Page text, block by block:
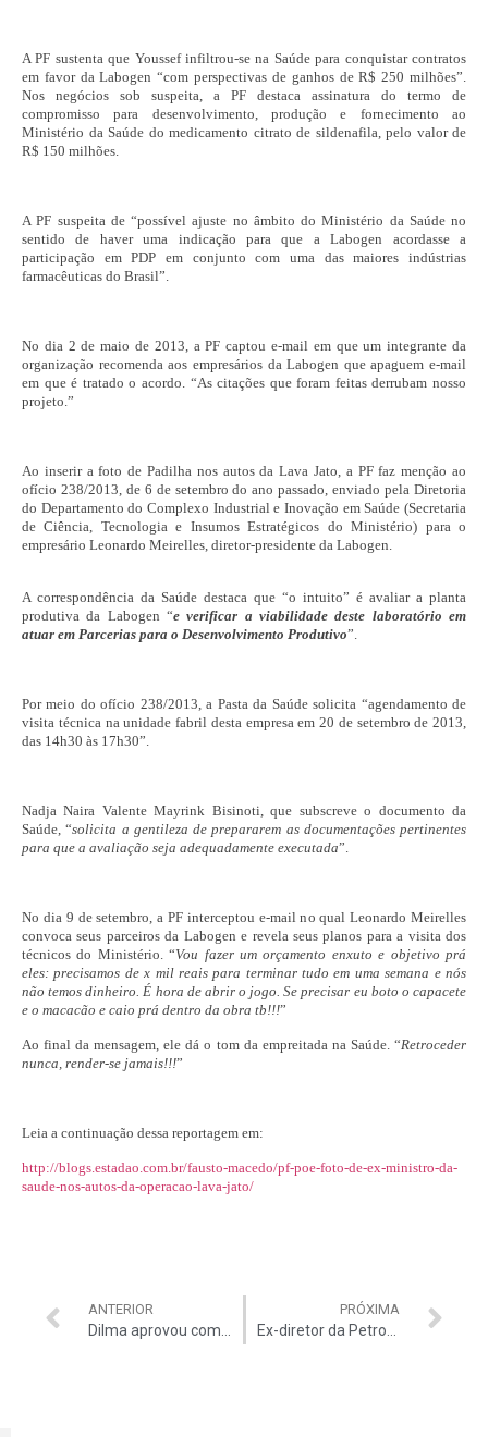
A PF sustenta que Youssef infiltrou-se na Saúde para conquistar contratos
em favor da Labogen “com perspectivas de ganhos de R$ 250 milhões”.
Nos negócios sob suspeita, a PF destaca assinatura do termo de
compromisso para desenvolvimento, produção e fornecimento ao
Ministério da Saúde do medicamento citrato de sildenafila, pelo valor de
R$ 150 milhões.
A PF suspeita de “possível ajuste no âmbito do Ministério da Saúde no
sentido de haver uma indicação para que a Labogen acordasse a
participação em PDP em conjunto com uma das maiores indústrias
farmacêuticas do Brasil”.
No dia 2 de maio de 2013, a PF captou e-mail em que um integrante da
organização recomenda aos empresários da Labogen que apaguem e-mail
em que é tratado o acordo. “As citações que foram feitas derrubam nosso
projeto.”
Ao inserir a foto de Padilha nos autos da Lava Jato, a PF faz menção ao
ofício 238/2013, de 6 de setembro do ano passado, enviado pela Diretoria
do Departamento do Complexo Industrial e Inovação em Saúde (Secretaria
de Ciência, Tecnologia e Insumos Estratégicos do Ministério) para o
empresário Leonardo Meirelles, diretor-presidente da Labogen.
A correspondência da Saúde destaca que “o intuito” é avaliar a planta
produtiva da Labogen “e verificar a viabilidade deste laboratório em
atuar em Parcerias para o Desenvolvimento Produtivo”.
Por meio do ofício 238/2013, a Pasta da Saúde solicita “agendamento de
visita técnica na unidade fabril desta empresa em 20 de setembro de 2013,
das 14h30 às 17h30”.
Nadja Naira Valente Mayrink Bisinoti, que subscreve o documento da
Saúde, “solicita a gentileza de prepararem as documentações pertinentes
para que a avaliação seja adequadamente executada”.
No dia 9 de setembro, a PF interceptou e-mail no qual Leonardo Meirelles
convoca seus parceiros da Labogen e revela seus planos para a visita dos
técnicos do Ministério. “Vou fazer um orçamento enxuto e objetivo prá
eles: precisamos de x mil reais para terminar tudo em uma semana e nós
não temos dinheiro. É hora de abrir o jogo. Se precisar eu boto o capacete
e o macacão e caio prá dentro da obra tb!!!”
Ao final da mensagem, ele dá o tom da empreitada na Saúde. “Retroceder
nunca, render-se jamais!!!”
Leia a continuação dessa reportagem em:
http://blogs.estadao.com.br/fausto-macedo/pf-poe-foto-de-ex-ministro-da-
saude-nos-autos-da-operacao-lava-jato/
ANTERIOR PRÓXIMA